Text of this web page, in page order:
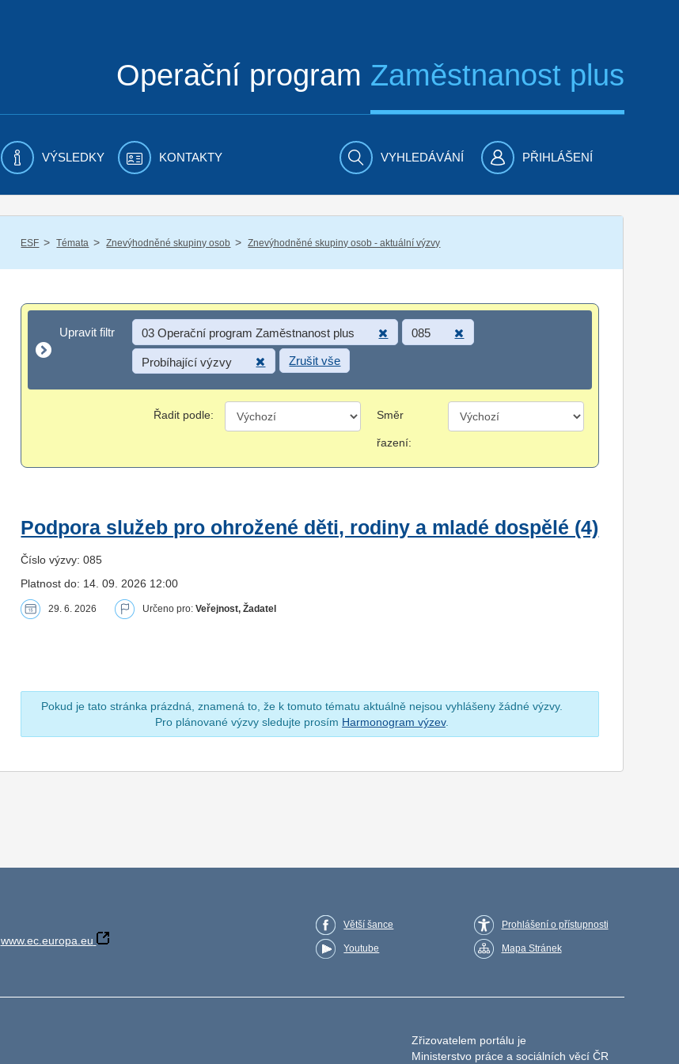
Operační program Zaměstnanost plus
VÝSLEDKY KONTAKTY VYHLEDÁVÁNÍ PŘIHLÁŠENÍ
ESF / Témata / Znevýhodněné skupiny osob / Znevýhodněné skupiny osob - aktuální výzvy
Upravit filtr
Upravit filtr 03 Operační program Zaměstnanost plus 085
Probíhající výzvy Zrušit vše
Řadit podle: Směr
řazení:
Podpora služeb pro ohrožené děti, rodiny a mladé dospělé (4)
Číslo výzvy: 085
Platnost do: 14. 09. 2026 12:00
29. 6. 2026 Určeno pro:Veřejnost, Žadatel
Pokud je tato stránka prázdná, znamená to, že k tomuto tématu aktuálně nejsou vyhlášeny žádné výzvy.
Pro plánované výzvy sledujte prosím Harmonogram výzev.
www.ec.europa.eu
Větší šance
Youtube
Prohlášení o přístupnosti
Mapa Stránek
Zřizovatelem portálu je
Ministerstvo práce a sociálních věcí ČR